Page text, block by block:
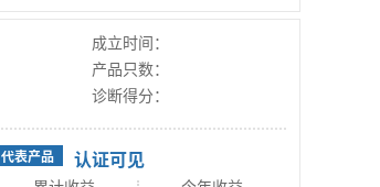
成立时间：
产品只数：
诊断得分：
代表产品 认证可见